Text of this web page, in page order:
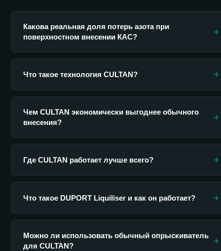
Какова реальная доля потерь азота при
поверхностном внесении КАС?
+
Что такое технология CULTAN? +
Чем CULTAN экономически выгоднее обычного
внесения?
+
Где CULTAN работает лучше всего? +
Что такое DUPORT Liquiliser и как он работает? +
Можно ли использовать обычный опрыскиватель
для CULTAN?
+